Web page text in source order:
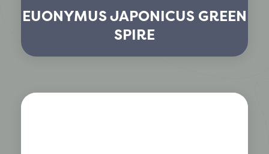
EUONYMUS JAPONICUS GREEN
SPIRE